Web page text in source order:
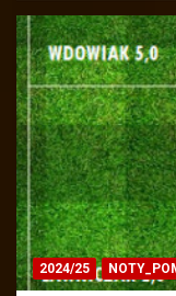
2024/25